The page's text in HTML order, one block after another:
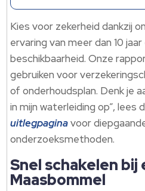
Kies voor zekerheid dankzij
ervaring van meer dan 10 jaar
beschikbaarheid. Onze
gebruiken voor
of onderhoudsplan. Denk je
in mijn waterleiding op”, lees
uitlegpaginavoor
onderzoeksmethoden.
Snel schakelen bij
Maasbommel